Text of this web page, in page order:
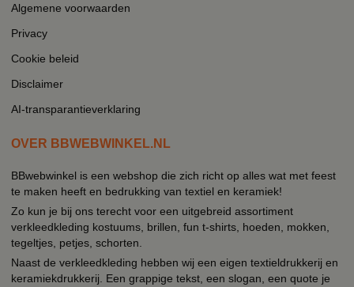
Algemene voorwaarden
Privacy
Cookie beleid
Disclaimer
AI-transparantieverklaring
OVER BBWEBWINKEL.NL
BBwebwinkel is een webshop die zich richt op alles wat met feest
te maken heeft en bedrukking van textiel en keramiek!
Zo kun je bij ons terecht voor een uitgebreid assortiment
verkleedkleding kostuums, brillen, fun t-shirts, hoeden, mokken,
tegeltjes, petjes, schorten.
Naast de verkleedkleding hebben wij een eigen textieldrukkerij en
keramiekdrukkerij. Een grappige tekst, een slogan, een quote je